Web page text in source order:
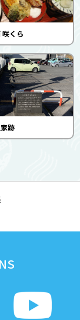
咲くら
跡